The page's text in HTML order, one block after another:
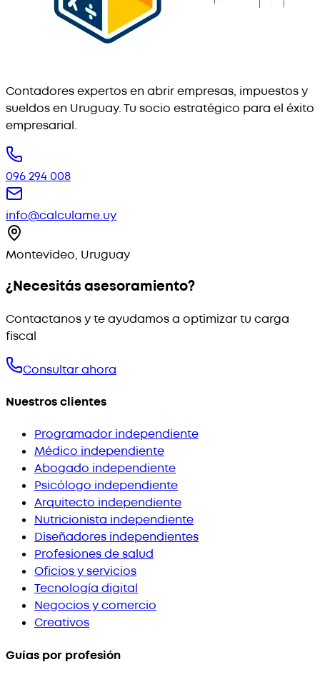
Contadores expertos en abrir empresas, impuestos y
sueldos en Uruguay. Tu socio estratégico para el éxito
empresarial.
096 294 008
info@calculame.uy
Montevideo, Uruguay
¿Necesitás asesoramiento?
Contactanos y te ayudamos a optimizar tu carga
fiscal
Consultar ahora
Nuestros clientes
Programador independiente
Médico independiente
Abogado independiente
Psicólogo independiente
Arquitecto independiente
Nutricionista independiente
Diseñadores independientes
Profesiones de salud
Oficios y servicios
Tecnología digital
Negocios y comercio
Creativos
Guías por profesión